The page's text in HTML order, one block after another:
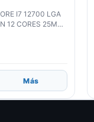
I7 12700 LGA
12 CORES 25MB
Más